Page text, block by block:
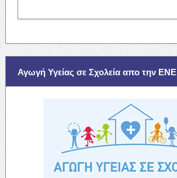
Αγωγή Υγείας σε Σχολεία απο την ΕΝΕ